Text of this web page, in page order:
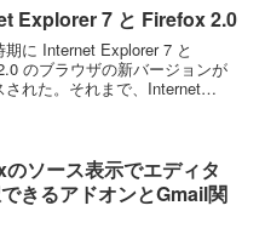
ってみた...
Explorer 7 と Firefox 2.0
期に Internet Explorer 7 と
のブラウザの新バージョンが
された。それまで、Internet
ソース表示でエディタ
きるアドオンとGmail関